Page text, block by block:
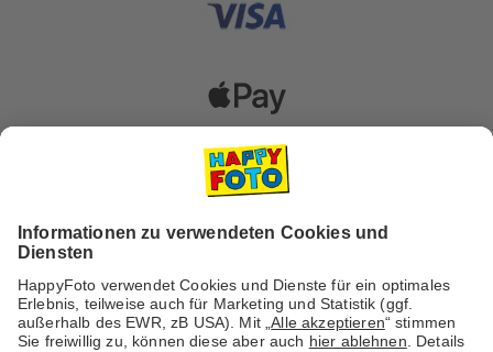
Versanddienstleister